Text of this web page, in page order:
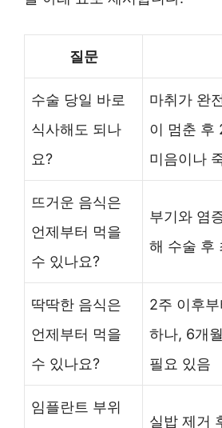
질문
수술 당일 바로
식사해도 되나
요?
마취가 완
이 멈춘 후
미음이나
뜨거운 음식은
언제부터 먹을
수 있나요?
부기와 염
해 수술 후
딱딱한 음식은
언제부터 먹을
수 있나요?
2주 이후
하나, 6개
필요 있음
임플란트 부위
실밥 제거